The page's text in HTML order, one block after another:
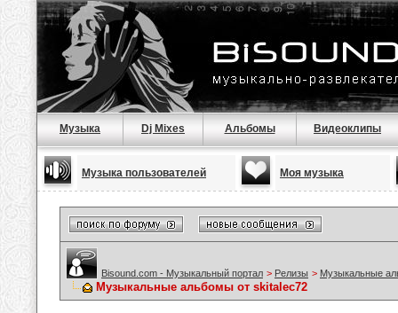
Музыка Dj Mixes Альбомы Видеоклипы
Музыка пользователей Моя музыка
Bisound.com - Музыкальный портал > Релизы > Музыкальные
Музыкальные альбомы от skitalec72